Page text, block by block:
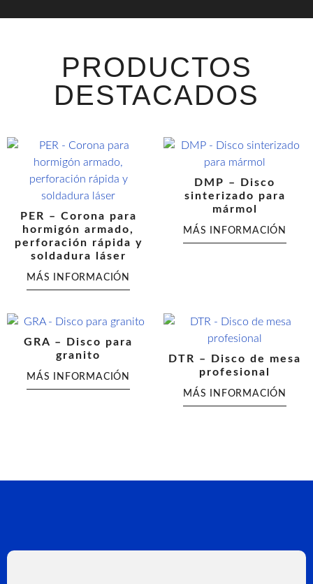
PRODUCTOS
DESTACADOS
PER – Corona para
hormigón armado,
perforación rápida y
soldadura láser
DMP – Disco
sinterizado para
mármol
GRA – Disco para
granito
DTR – Disco de mesa
profesional